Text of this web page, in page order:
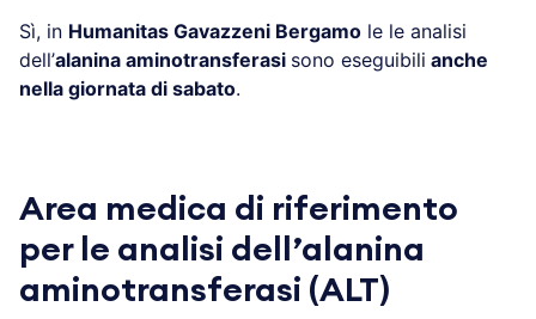
Sì, in Humanitas Gavazzeni Bergamo le le analisi
dell’alanina aminotransferasi sono eseguibili anche
nella giornata di sabato.
Area medica di riferimento
per le analisi dell’alanina
aminotransferasi (ALT)